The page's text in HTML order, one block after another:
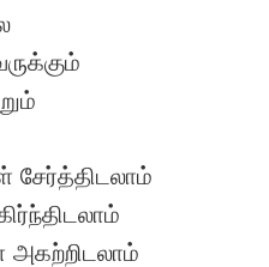
அகற்றிடலாம்